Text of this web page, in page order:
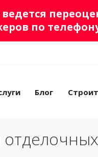
по
Блог